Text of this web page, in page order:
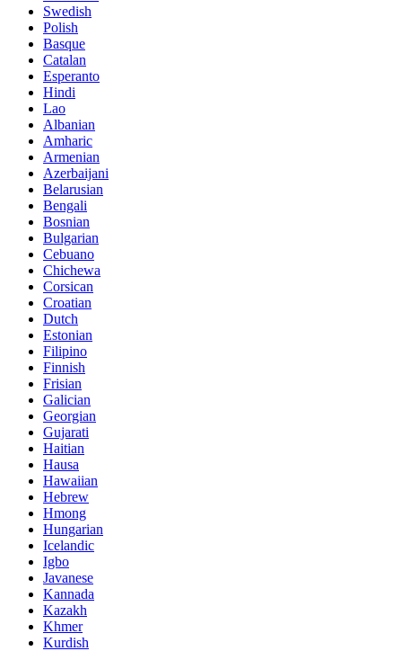
Swedish
Polish
Basque
Catalan
Esperanto
Hindi
Lao
Albanian
Amharic
Armenian
Azerbaijani
Belarusian
Bengali
Bosnian
Bulgarian
Cebuano
Chichewa
Corsican
Croatian
Dutch
Estonian
Filipino
Finnish
Frisian
Galician
Georgian
Gujarati
Haitian
Hausa
Hawaiian
Hebrew
Hmong
Hungarian
Icelandic
Igbo
Javanese
Kannada
Kazakh
Khmer
Kurdish